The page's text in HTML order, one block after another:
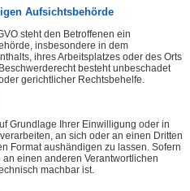
Aufsichtsbehörde
steht den Betroffenen ein
insbesondere in dem
ihres Arbeitsplatzes oder des Orts
besteht unbeschadet
gerichtlicher Rechtsbehelfe.
Grundlage Ihrer Einwilligung oder in
an sich oder an einen Dritten
Format aushändigen zu lassen. Sofern
einen anderen Verantwortlichen
machbar ist.